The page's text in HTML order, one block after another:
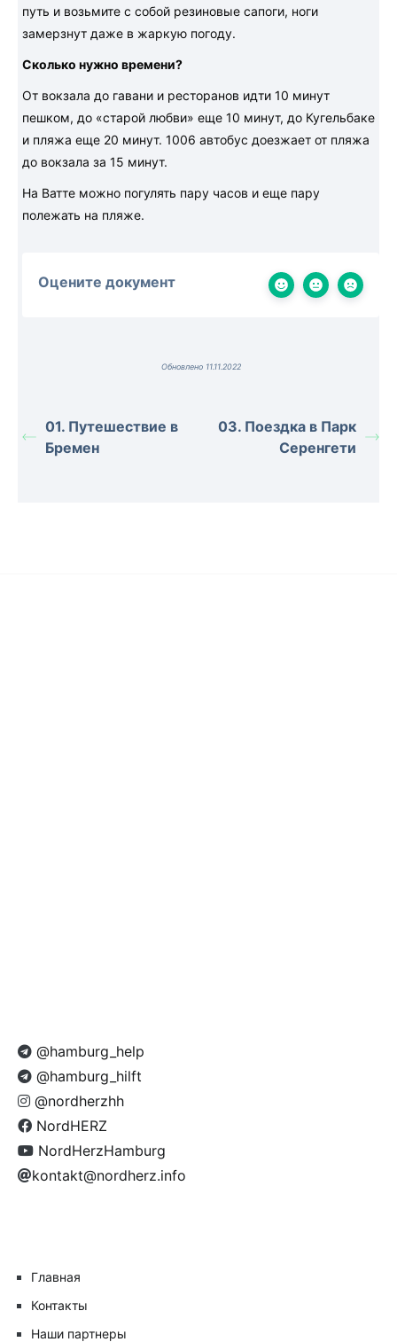
путь и возьмите с собой резиновые сапоги, ноги
замерзнут даже в жаркую погоду.
Сколько нужно времени?
От вокзала до гавани и ресторанов идти 10 минут
пешком, до «старой любви» еще 10 минут, до Кугельбаке
и пляжа еще 20 минут. 1006 автобус доезжает от пляжа
до вокзала за 15 минут.
На Ватте можно погулять пару часов и еще пару
полежать на пляже.
Оцените документ
Обновлено 11.11.2022
01. Путешествие в
Бремен
03. Поездка в Парк
Серенгети
@hamburg_help
@hamburg_hilft
@nordherzhh
NordHERZ
NordHerzHamburg
kontakt@nordherz.info
Главная
Контакты
Наши партнеры